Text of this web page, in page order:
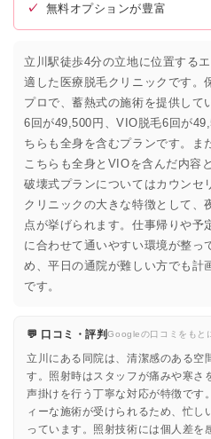
✓ 無料オプションが豊富
立川駅徒歩4分の立地に位置する
適した医療脱毛クリニックです。
プロで、蓄熱式の施術を提供して
6回が49,500円、VIO脱毛6回が
ちらも全身を含むプランです。ま
こちらも全身とVIOを含んだ内容
破壊式プランについてはカウンセ
クリニックの大きな特徴として、
点が挙げられます。仕事帰りや予
に合わせて通いやすい環境が整っ
め、平日の通院が難しい方でも計
です。
💬 口コミ・評判Googleの口コミをもと
立川にある同院は、清潔感のある空
す。照射時はスタッフが痛みや寒さ
声掛けを行う丁寧な対応が特徴です
ィーな施術が受けられるため、忙し
っています。照射技術には個人差を